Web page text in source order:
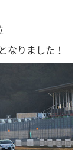
なりました！